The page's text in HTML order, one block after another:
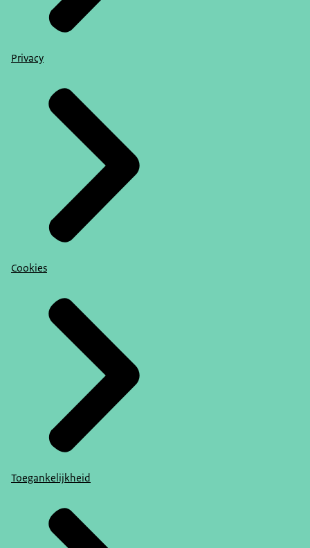
Privacy
Cookies
Toegankelijkheid